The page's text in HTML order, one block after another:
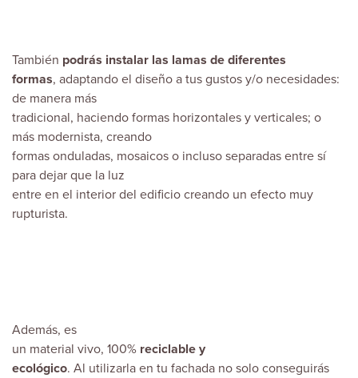
También podrás instalar las lamas de diferentes
formas, adaptando el diseño a tus gustos y/o necesidades:
de manera más
tradicional, haciendo formas horizontales y verticales; o
más modernista, creando
formas onduladas, mosaicos o incluso separadas entre sí
para dejar que la luz
entre en el interior del edificio creando un efecto muy
rupturista.
Además, es
un material vivo, 100% reciclable y
ecológico. Al utilizarla en tu fachada no solo conseguirás